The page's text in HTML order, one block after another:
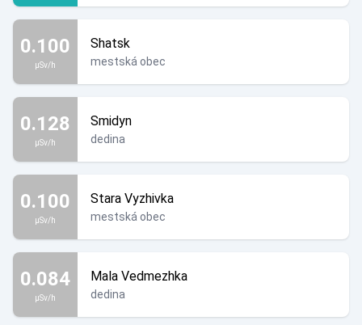
0.100
µSv/h
Shatsk
mestská obec
0.128
µSv/h
Smidyn
dedina
0.100
µSv/h
Stara Vyzhivka
mestská obec
0.084
µSv/h
Mala Vedmezhka
dedina